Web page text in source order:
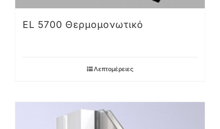
EL 5700 Θερμομονωτικό
Λεπτομέρειες